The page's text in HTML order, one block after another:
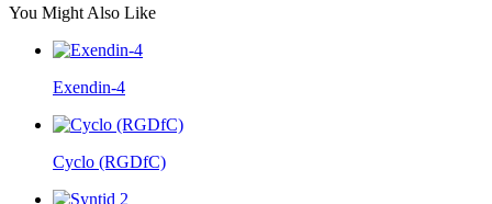
You Might Also Like
Exendin-4
Cyclo (RGDfC)